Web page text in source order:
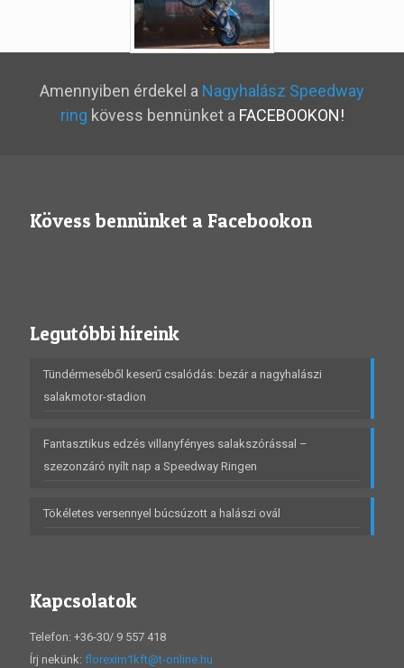
Amennyiben érdekel a Nagyhalász Speedway
ring kövess bennünket a FACEBOOKON!
Kövess bennünket a Facebookon
Legutóbbi híreink
Tündérmeséből keserű csalódás: bezár a nagyhalászi
salakmotor-stadion
Fantasztikus edzés villanyfényes salakszórással –
szezonzáró nyílt nap a Speedway Ringen
Tökéletes versennyel búcsúzott a halászi ovál
Kapcsolatok
Telefon: +36-30/ 9 557 418
Írj nekünk: florexim1kft@t-online.hu